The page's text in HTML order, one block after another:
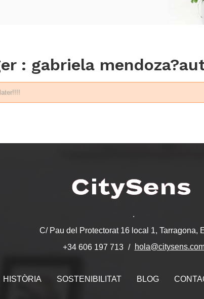
: gabriela
.
C/ Pau del Protectorat 16 local 1, Tarragona,
+34 606 197 713
HISTÒRIA SOSTENIBILITAT BLOG